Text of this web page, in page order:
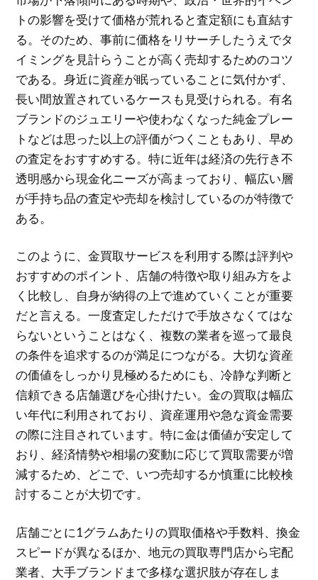
トの影響を受けて価格が荒れると査定額にも直結す
る。そのため、事前に価格をリサーチしたうえでタ
イミングを見計らうことが高く売却するためのコツ
である。身近に資産が眠っていることに気付かず、
長い間放置されているケースも見受けられる。有名
ブランドのジュエリーや使わなくなった純金プレー
トなどは思った以上の評価がつくこともあり、早め
の査定をおすすめする。特に近年は経済の先行き不
透明感から現金化ニーズが高まっており、幅広い層
が手持ち品の査定や売却を検討しているのが特徴で
ある。
このように、金買取サービスを利用する際は評判や
おすすめのポイント、店舗の特徴や取り組み方をよ
く比較し、自身が納得の上で進めていくことが重要
だと言える。一度査定しただけで手放さなくてはな
らないということはなく、複数の業者を巡って最良
の条件を追求するのが満足につながる。大切な資産
の価値をしっかり見極めるためにも、冷静な判断と
信頼できる店舗選びを心掛けたい。金の買取は幅広
い年代に利用されており、資産運用や急な資金需要
の際に注目されています。特に金は価値が安定して
おり、経済情勢や相場の変動に応じて買取需要が増
減するため、どこで、いつ売却するか慎重に比較検
討することが大切です。
店舗ごとに1グラムあたりの買取価格や手数料、換金
スピードが異なるほか、地元の買取専門店から宅配
業者、大手ブランドまで多様な選択肢が存在しま